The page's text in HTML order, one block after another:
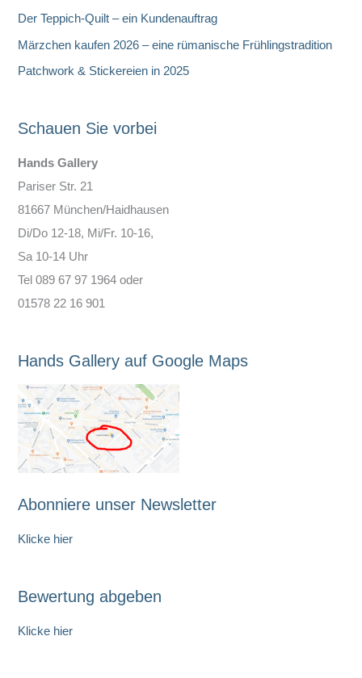
Der Teppich-Quilt – ein Kundenauftrag
Märzchen kaufen 2026 – eine rümanische Frühlingstradition
Patchwork & Stickereien in 2025
Schauen Sie vorbei
Hands Gallery
Pariser Str. 21
81667 München/Haidhausen
Di/Do 12-18, Mi/Fr. 10-16,
Sa 10-14 Uhr
Tel 089 67 97 1964 oder
01578 22 16 901
Hands Gallery auf Google Maps
Abonniere unser Newsletter
Klicke hier
Bewertung abgeben
Klicke hier